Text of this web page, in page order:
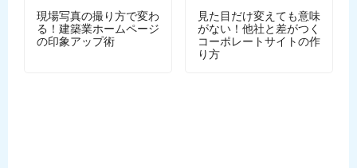
現場写真の撮り方で変わ
る！建築業ホームページ
の印象アップ術
見た目だけ変えても意味
がない！他社と差がつく
コーポレートサイトの作
り方